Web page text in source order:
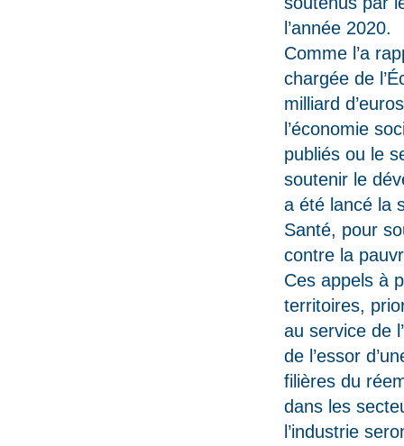
l’année 2020.
Comme l’a
chargée de
milliard
l’économie
publiés ou le
soutenir le
a été lancé la
Santé, pour
contre la
Ces appels à
territoires,
au service de
de l’essor
filières du
dans les
l’industrie